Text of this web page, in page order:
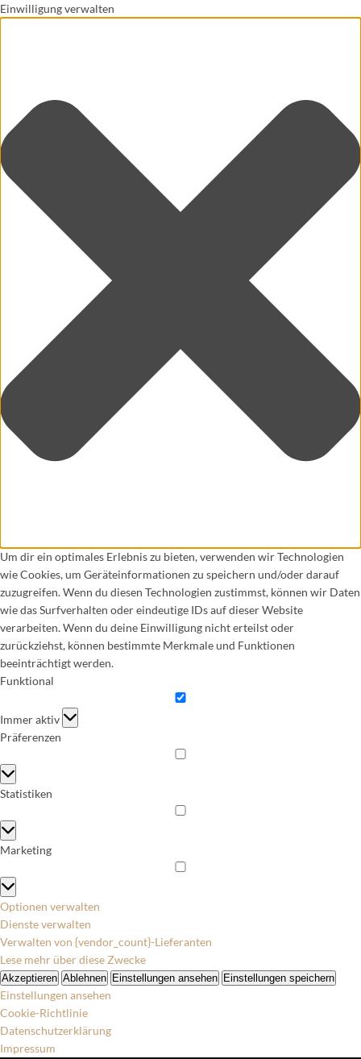
Einwilligung verwalten
Um dir ein optimales Erlebnis zu bieten, verwenden wir Technologien
wie Cookies, um Geräteinformationen zu speichern und/oder darauf
zuzugreifen. Wenn du diesen Technologien zustimmst, können wir Daten
wie das Surfverhalten oder eindeutige IDs auf dieser Website
verarbeiten. Wenn du deine Einwilligung nicht erteilst oder
zurückziehst, können bestimmte Merkmale und Funktionen
beeinträchtigt werden.
Funktional
Funktional
Immer aktiv
Präferenzen
Präferenzen
Statistiken
Statistiken
Marketing
Marketing
Optionen verwalten
Dienste verwalten
Verwalten von {vendor_count}-Lieferanten
Lese mehr über diese Zwecke
Akzeptieren Ablehnen Einstellungen ansehen Einstellungen speichern
Einstellungen ansehen
Cookie-Richtlinie
Datenschutzerklärung
Impressum